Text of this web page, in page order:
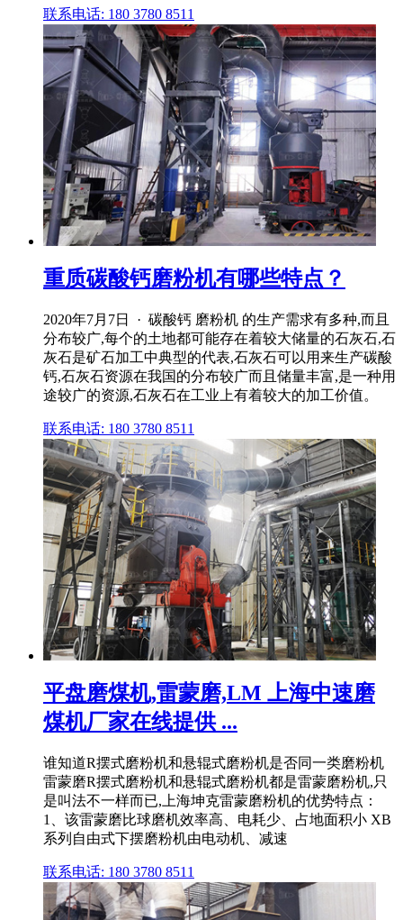
联系电话: 180 3780 8511
重质碳酸钙磨粉机有哪些特点？
2020年7月7日 · 碳酸钙 磨粉机 的生产需求有多种,而且
分布较广,每个的土地都可能存在着较大储量的石灰石,石
灰石是矿石加工中典型的代表,石灰石可以用来生产碳酸
钙,石灰石资源在我国的分布较广而且储量丰富,是一种用
途较广的资源,石灰石在工业上有着较大的加工价值。
联系电话: 180 3780 8511
平盘磨煤机,雷蒙磨,LM 上海中速磨
煤机厂家在线提供 ...
谁知道R摆式磨粉机和悬辊式磨粉机是否同一类磨粉机
雷蒙磨R摆式磨粉机和悬辊式磨粉机都是雷蒙磨粉机,只
是叫法不一样而已,上海坤克雷蒙磨粉机的优势特点：
1、该雷蒙磨比球磨机效率高、电耗少、占地面积小 XB
系列自由式下摆磨粉机由电动机、减速
联系电话: 180 3780 8511